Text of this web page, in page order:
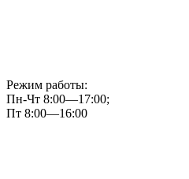
Режим работы:
Пн-Чт 8:00—17:00;
Пт 8:00—16:00